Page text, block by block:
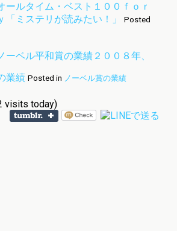
ールタイム・ベスト１００ｆｏｒ
ミステリが読みたい！」
Posted
２００８年、
業績 Posted in ノーベル賞の業績
visits today)